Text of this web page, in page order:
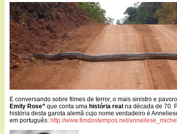
E conversando sobre filmes de terror, o mais sinistro e
Emily Rose” que conta uma história real na década de 70.
história desta garota alemã cujo nome verdadeiro é
em português: http://www.fimdostempos.net/